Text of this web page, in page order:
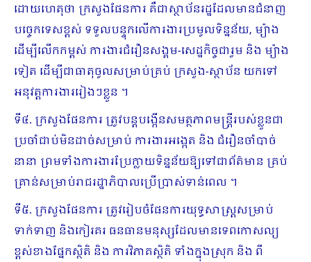
ដោយហេតុថា ក្រសួងផែនការ គឺជាស្ថាប័នរដ្ឋដែលមានជំនាញ
បច្ចេកទេសខ្ពស់ ទទួលបន្ទុកលើការងារប្រមូលទិន្នន័យ, ម្យ៉ាង
ដើម្បីលើកកម្ពស់ ការងារជំរឿនសង្គម-សេដ្ឋកិច្ចជារួម និង ម្យ៉ាង
ទៀត ដើម្បីជាធាតុចូលសម្រាប់គ្រប់ ក្រសួង-ស្ថាប័ន យកទៅ
អនុវត្តការងាររៀងៗខ្លួន ។
ទី៤. ក្រសួងផែនការ ត្រូវបន្តបង្កើនសមត្ថភាពមន្ត្រីរបស់ខ្លួនជា
ប្រចាំជាប់មិនដាច់សម្រាប់ ការងារអង្កេត និង ជំរឿនចាំបាច់
នានា ព្រមទាំងការងារប្រែក្លាយទិន្នន័យឱ្យទៅជាព័ត៌មាន គ្រប់
គ្រាន់សម្រាប់រាជរដ្ឋាភិបាលប្រើប្រាស់ទាន់ពេល ។
ទី៥. ក្រសួងផែនការ ត្រូវរៀបចំផែនការយុទ្ធសាស្ត្រសម្រាប់
ទាក់ទាញ និងកៀរគរ ធនធានមនុស្សដែលមានទេពកោសល្យ
ខ្ពស់ខាងផ្នែកស្ថិតិ និង ការវិភាគស្ថិតិ ទាំងក្នុងស្រុក និង ពី